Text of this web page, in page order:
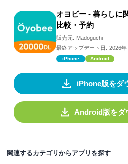
オヨビー - 暮らしに
比較・予約
販売元: Madoguchi
最終アップデート日: 2026年
iPhone Android
iPhone版をダ
Android版をダ
関連するカテゴリからアプリを探す